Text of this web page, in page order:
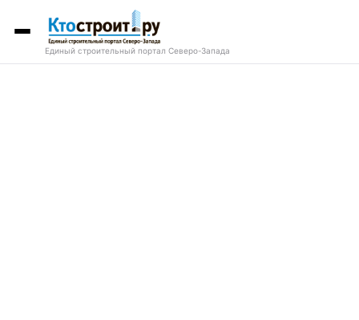
Единый строительный портал Северо-Запада